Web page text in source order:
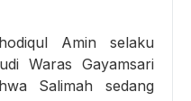
Amin selaku
Waras Gayamsari
Salimah sedang